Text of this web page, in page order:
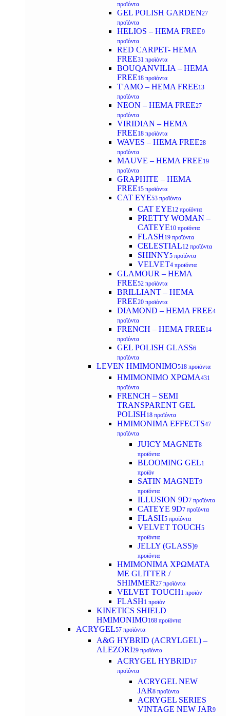
προϊόντα
GEL POLISH GARDEN27
προϊόντα
HELIOS – HEMA FREE9
προϊόντα
RED CARPET- HEMA
FREE31 προϊόντα
BOUQANVILIA – HEMA
FREE18 προϊόντα
T'AMO – HEMA FREE13
προϊόντα
NEON – HEMA FREE27
προϊόντα
VIRIDIAN – HEMA
FREE18 προϊόντα
WAVES – HEMA FREE28
προϊόντα
MAUVE – HEMA FREE19
προϊόντα
GRAPHITE – HEMA
FREE15 προϊόντα
CAT EYE53 προϊόντα
CAT EYE12 προϊόντα
PRETTY WOMAN –
CATEYE10 προϊόντα
FLASH19 προϊόντα
CELESTIAL12 προϊόντα
SHINNY5 προϊόντα
VELVET4 προϊόντα
GLAMOUR – HEMA
FREE52 προϊόντα
BRILLIANT – HEMA
FREE20 προϊόντα
DIAMOND – HEMA FREE4
προϊόντα
FRENCH – HEMA FREE14
προϊόντα
GEL POLISH GLASS6
προϊόντα
LEVEN ΗΜΙΜΟΝΙΜΟ518 προϊόντα
ΗΜΙΜΟΝΙΜΟ ΧΡΩΜΑ431
προϊόντα
FRENCH – SEMI
TRANSPARENT GEL
POLISH18 προϊόντα
HMIMONIMA EFFECTS47
προϊόντα
JUICY MAGNET8
προϊόντα
BLOOMING GEL1
προϊόν
SATIN MAGNET9
προϊόντα
ILLUSION 9D7 προϊόντα
CATEYE 9D7 προϊόντα
FLASH5 προϊόντα
VELVET TOUCH5
προϊόντα
JELLY (GLASS)9
προϊόντα
ΗΜΙΜΟΝΙΜA ΧΡΩΜΑΤΑ
ΜΕ GLITTER /
SHIMMER27 προϊόντα
VELVET TOUCH1 προϊόν
FLASH1 προϊόν
KINETICS SHIELD
ΗΜΙΜΟΝΙΜΟ168 προϊόντα
ACRYGEL57 προϊόντα
A&G HYBRID (ACRYLGEL) –
ALEZORI29 προϊόντα
ACRYGEL HYBRID17
προϊόντα
ACRYGEL NEW
JAR8 προϊόντα
ACRYGEL SERIES
VINTAGE NEW JAR9